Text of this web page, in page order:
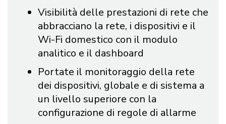
Visibilità delle prestazioni di rete che
abbracciano la rete, i dispositivi e il
Wi-Fi domestico con il modulo
analitico e il dashboard
Portate il monitoraggio della rete
dei dispositivi, globale e di sistema a
un livello superiore con la
configurazione di regole di allarme